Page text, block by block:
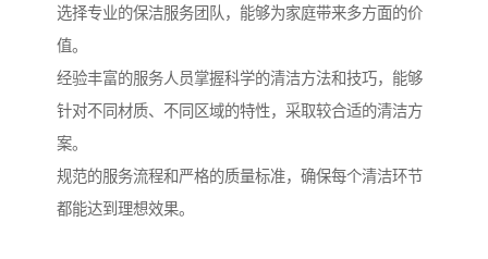
选择专业的保洁服务团队，能够为家庭带来多方面的价
值。
经验丰富的服务人员掌握科学的清洁方法和技巧，能够
针对不同材质、不同区域的特性，采取较合适的清洁方
案。
规范的服务流程和严格的质量标准，确保每个清洁环节
都能达到理想效果。